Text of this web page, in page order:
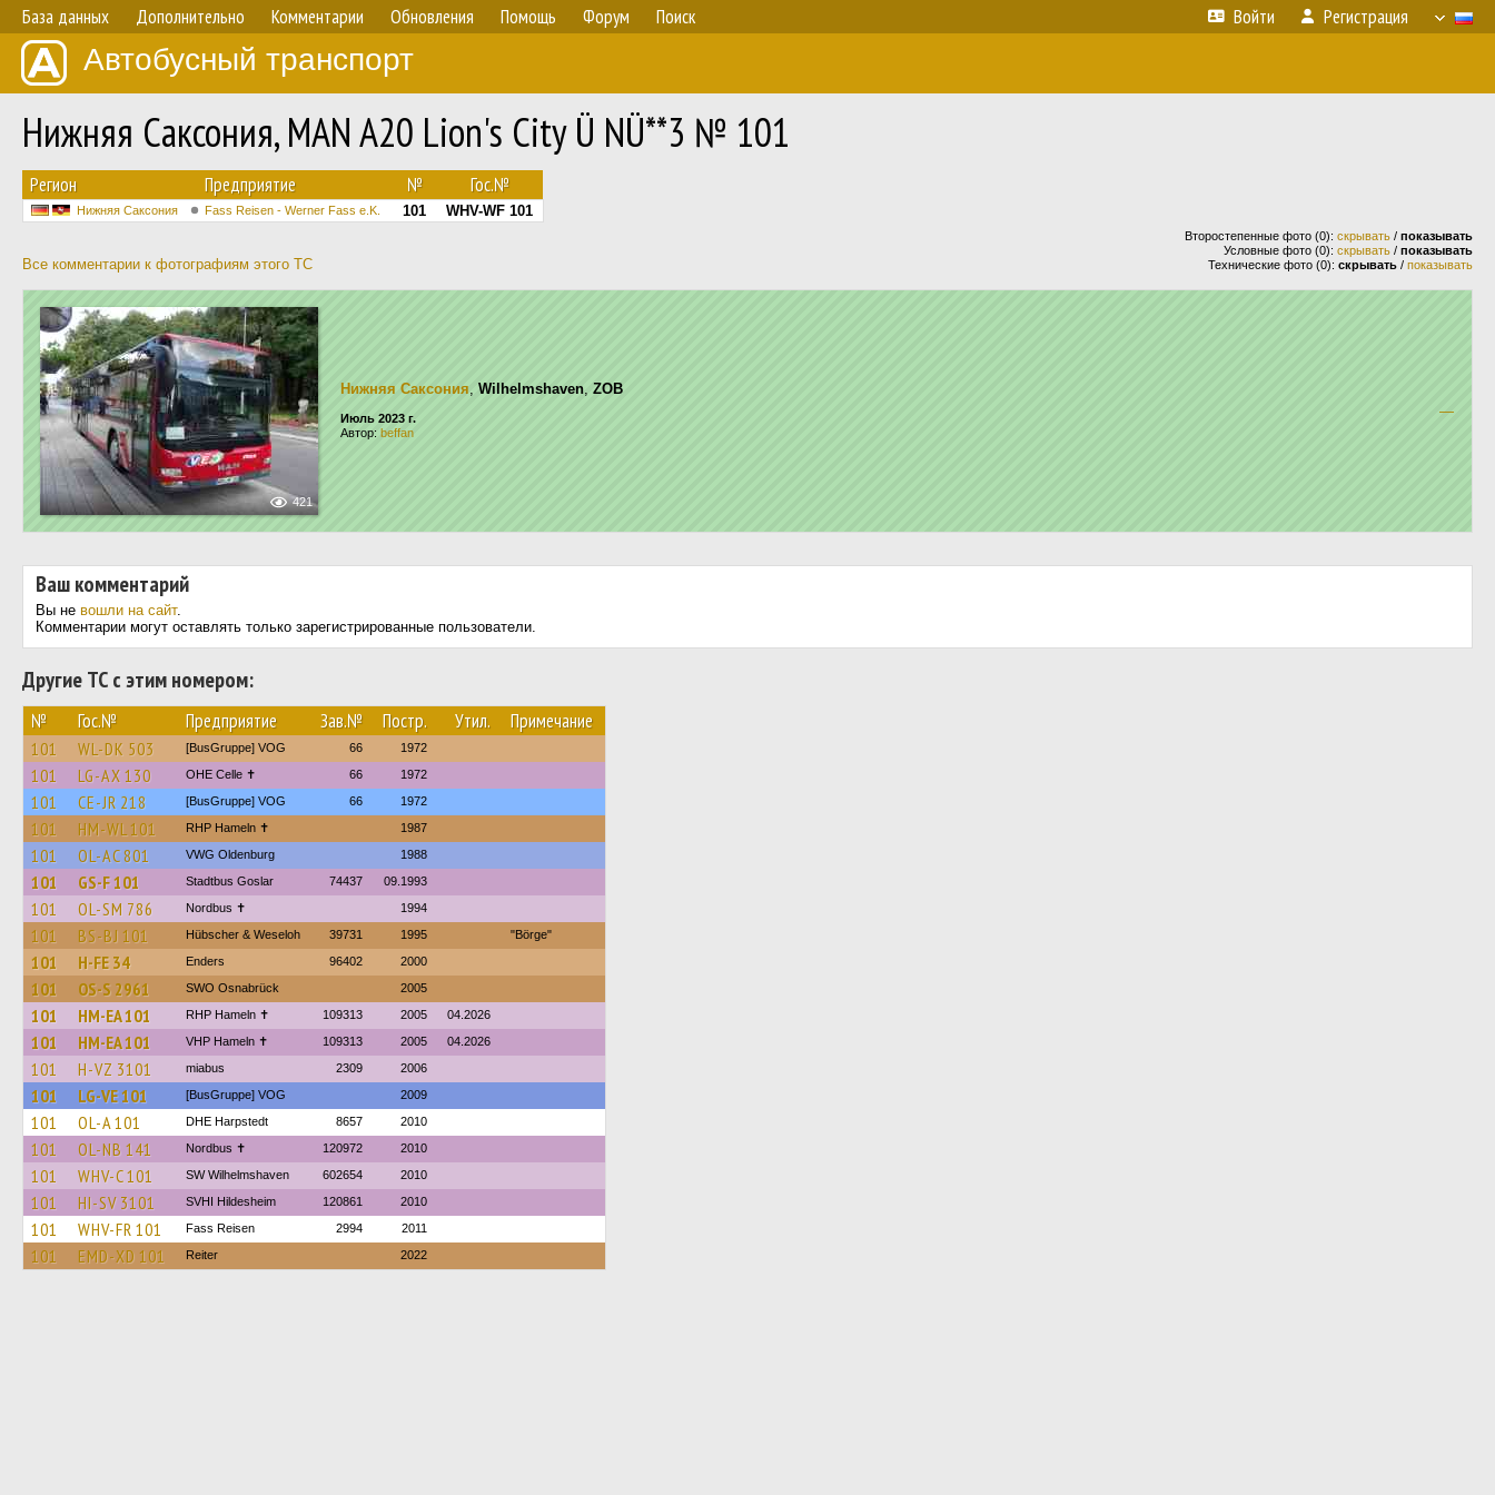
База данных Дополнительно Комментарии Обновления Помощь Форум Поиск Войти Регистрация
Автобусный транспорт
Нижняя Саксония, MAN A20 Lion's City Ü NÜ**3 № 101
Регион Предприятие № Гос.№
Нижняя Саксония Fass Reisen - Werner Fass e.K. 101 WHV-WF 101
Все комментарии к фотографиям этого ТС
Второстепенные фото (0): скрывать / показывать
Условные фото (0): скрывать / показывать
Технические фото (0): скрывать / показывать
421
Нижняя Саксония, Wilhelmshaven, ZOB
Июль 2023 г.
Автор: beffan
—
Ваш комментарий
Вы не вошли на сайт.
Комментарии могут оставлять только зарегистрированные пользователи.
Другие ТС с этим номером:
№ Гос.№ Предприятие Зав.№ Постр. Утил. Примечание
101 WL-DK 503 [BusGruppe] VOG 66 1972
101 LG-AX 130 OHE Celle ✝ 66 1972
101 CE-JR 218 [BusGruppe] VOG 66 1972
101 HM-WL 101 RHP Hameln ✝ 1987
101 OL-AC 801 VWG Oldenburg 1988
101 GS-F 101 Stadtbus Goslar 74437 09.1993
101 OL-SM 786 Nordbus ✝ 1994
101 BS-BJ 101 Hübscher & Weseloh 39731 1995 "Börge"
101 H-FE 34 Enders 96402 2000
101 OS-S 2961 SWO Osnabrück 2005
101 HM-EA 101 RHP Hameln ✝ 109313 2005 04.2026
101 HM-EA 101 VHP Hameln ✝ 109313 2005 04.2026
101 H-VZ 3101 miabus 2309 2006
101 LG-VE 101 [BusGruppe] VOG 2009
101 OL-A 101 DHE Harpstedt 8657 2010
101 OL-NB 141 Nordbus ✝ 120972 2010
101 WHV-C 101 SW Wilhelmshaven 602654 2010
101 HI-SV 3101 SVHI Hildesheim 120861 2010
101 WHV-FR 101 Fass Reisen 2994 2011
101 EMD-XD 101 Reiter 2022